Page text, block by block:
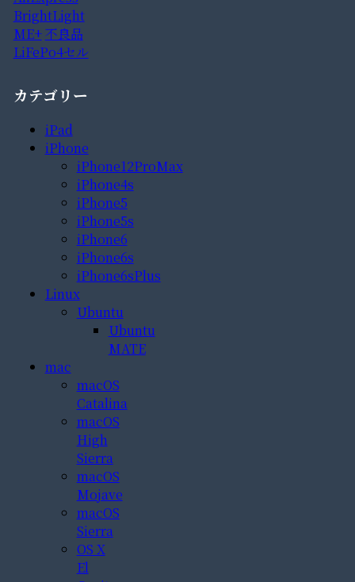
BrightLight
ME+不良品
LiFePo4セル
カテゴリー
iPad
iPhone
iPhone12ProMax
iPhone4s
iPhone5
iPhone5s
iPhone6
iPhone6s
iPhone6sPlus
Linux
Ubuntu
Ubuntu
MATE
mac
macOS
Catalina
macOS
High
Sierra
macOS
Mojave
macOS
Sierra
OS X
El